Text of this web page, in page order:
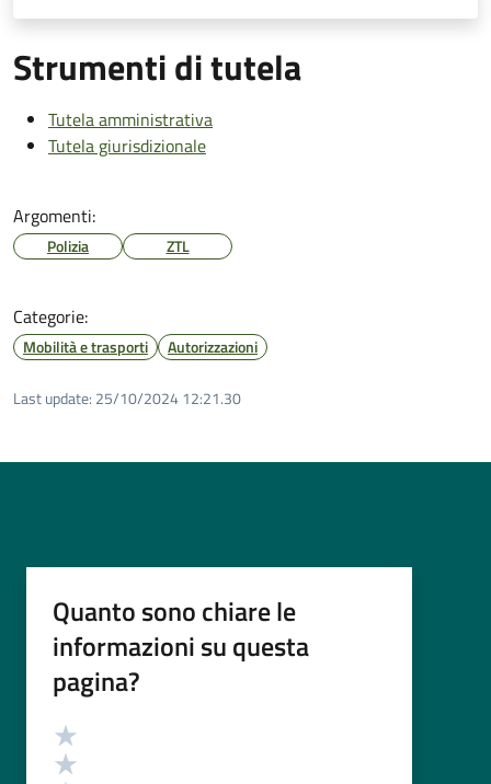
Strumenti di tutela
Tutela amministrativa
Tutela giurisdizionale
Argomenti:
Polizia ZTL
Categorie:
Mobilità e trasporti Autorizzazioni
Last update: 25/10/2024 12:21.30
Quanto sono chiare le
informazioni su questa
pagina?
Valutazione